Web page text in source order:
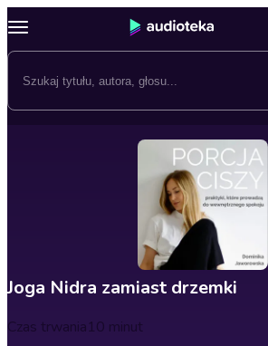
Joga Nidra zamiast drzemki
Czas trwania10 minut